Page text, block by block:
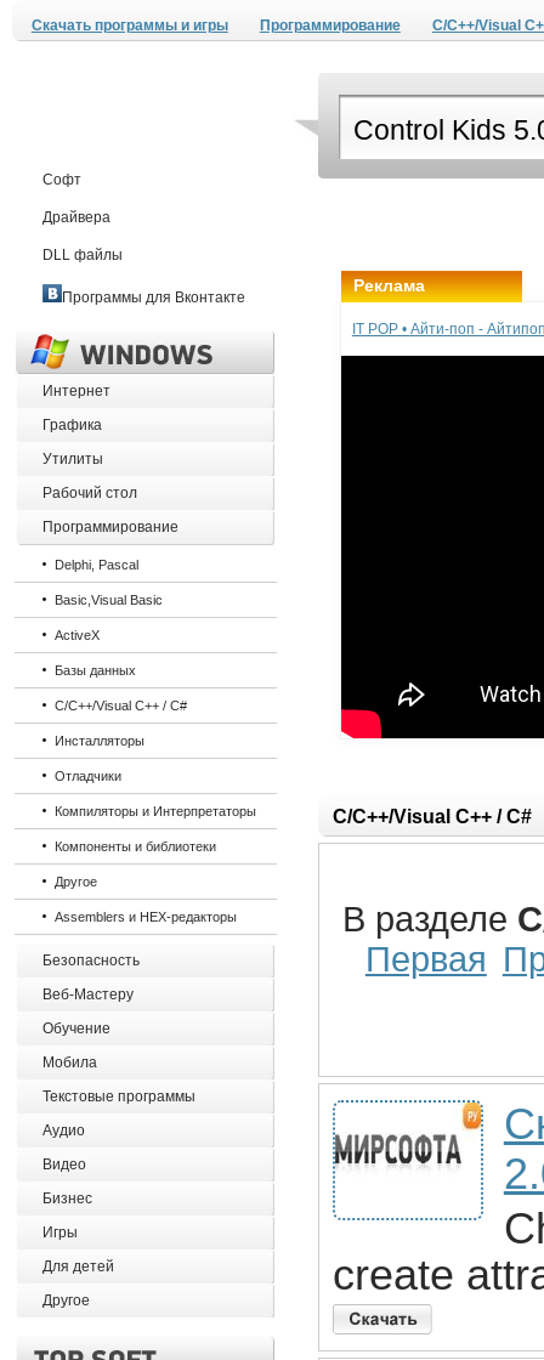
Скачать программы и игры Программирование C/C++/Visual
Софт
Драйвера
DLL файлы
Программы для Вконтакте
Интернет
Графика
Утилиты
Рабочий стол
Программирование
Delphi, Pascal
Basic,Visual Basic
ActiveX
Базы данных
C/C++/Visual C++ / C#
Инсталляторы
Отладчики
Компиляторы и Интерпретаторы
Компоненты и библиотеки
Другое
Assemblers и HEX-редакторы
Безопасность
Веб-Мастеру
Обучение
Мобила
Текстовые программы
Аудио
Видео
Бизнес
Игры
Для детей
Другое
Реклама
IT POP • Айти-поп -
C/C++/Visual C++ / C#
В разделе
Первая
create